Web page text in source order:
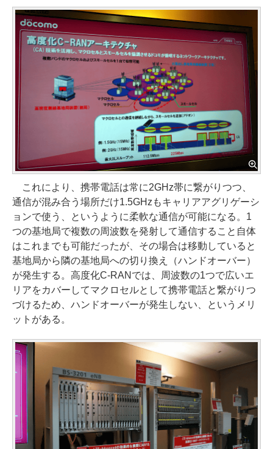
これにより、携帯電話は常に2GHz帯に繋がりつつ、
通信が混み合う場所だけ1.5GHzもキャリアアグリゲーシ
ョンで使う、というように柔軟な通信が可能になる。1
つの基地局で複数の周波数を発射して通信すること自体
はこれまでも可能だったが、その場合は移動していると
基地局から隣の基地局への切り換え（ハンドオーバー）
が発生する。高度化C-RANでは、周波数の1つで広いエ
リアをカバーしてマクロセルとして携帯電話と繋がりつ
づけるため、ハンドオーバーが発生しない、というメリ
ットがある。